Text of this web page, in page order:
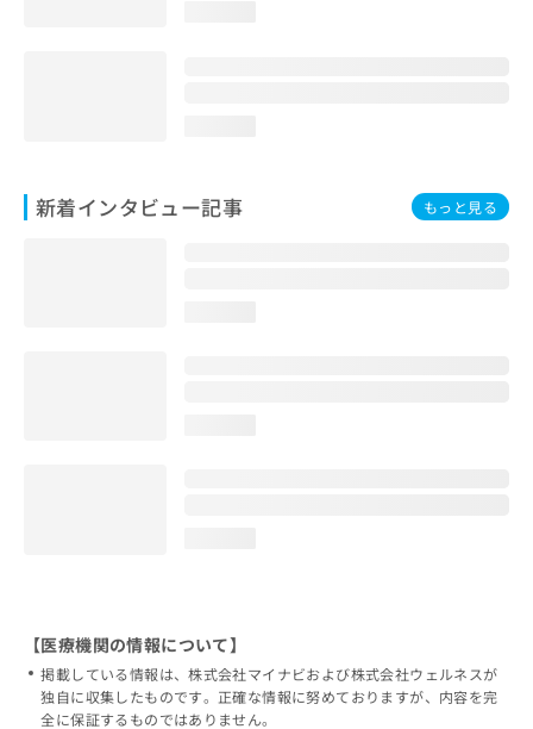
新着インタビュー記事 もっと見る
【医療機関の情報について】
掲載している情報は、株式会社マイナビおよび株式会社ウェルネスが
独自に収集したものです。正確な情報に努めておりますが、内容を完
全に保証するものではありません。